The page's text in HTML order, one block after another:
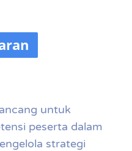
untuk
peserta dalam
strategi